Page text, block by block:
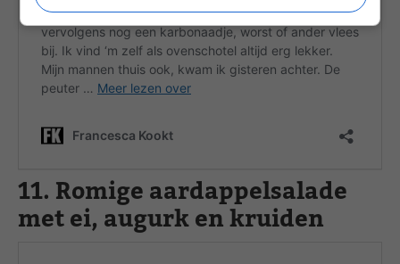
11. Romige aardappelsalade
met ei, augurk en kruiden